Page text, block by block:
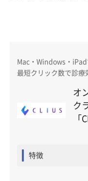
Mac・Windows・
最短クリック数で診療
オ
ク
「
特徴